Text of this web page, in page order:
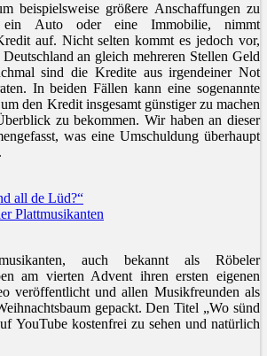
beispielsweise größere Anschaffungen zu
Auto oder eine Immobilie, nimmt
auf. Nicht selten kommt es jedoch vor,
an gleich mehreren Stellen Geld
sind die Kredite aus irgendeiner Not
In beiden Fällen kann eine sogenannte
den Kredit insgesamt günstiger zu machen
zu bekommen. Wir haben an dieser
was eine Umschuldung überhaupt
Plattmusikanten
auch bekannt als Röbeler
am vierten Advent ihren ersten eigenen
veröffentlicht und allen Musikfreunden als
gepackt. Den Titel „Wo sünd
YouTube kostenfrei zu sehen und natürlich